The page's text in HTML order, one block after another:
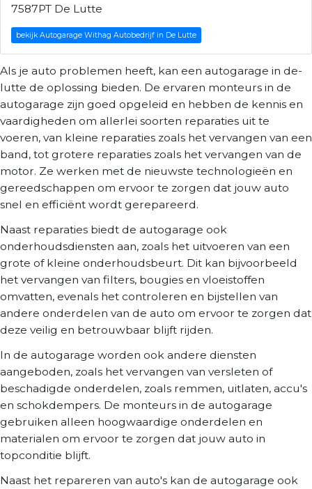
7587PT De Lutte
bekijk Autogarage Withag Autobedrijf in De Lutte
Als je auto problemen heeft, kan een autogarage in de-
lutte de oplossing bieden. De ervaren monteurs in de
autogarage zijn goed opgeleid en hebben de kennis en
vaardigheden om allerlei soorten reparaties uit te
voeren, van kleine reparaties zoals het vervangen van een
band, tot grotere reparaties zoals het vervangen van de
motor. Ze werken met de nieuwste technologieën en
gereedschappen om ervoor te zorgen dat jouw auto
snel en efficiënt wordt gerepareerd.
Naast reparaties biedt de autogarage ook
onderhoudsdiensten aan, zoals het uitvoeren van een
grote of kleine onderhoudsbeurt. Dit kan bijvoorbeeld
het vervangen van filters, bougies en vloeistoffen
omvatten, evenals het controleren en bijstellen van
andere onderdelen van de auto om ervoor te zorgen dat
deze veilig en betrouwbaar blijft rijden.
In de autogarage worden ook andere diensten
aangeboden, zoals het vervangen van versleten of
beschadigde onderdelen, zoals remmen, uitlaten, accu's
en schokdempers. De monteurs in de autogarage
gebruiken alleen hoogwaardige onderdelen en
materialen om ervoor te zorgen dat jouw auto in
topconditie blijft.
Naast het repareren van auto's kan de autogarage ook